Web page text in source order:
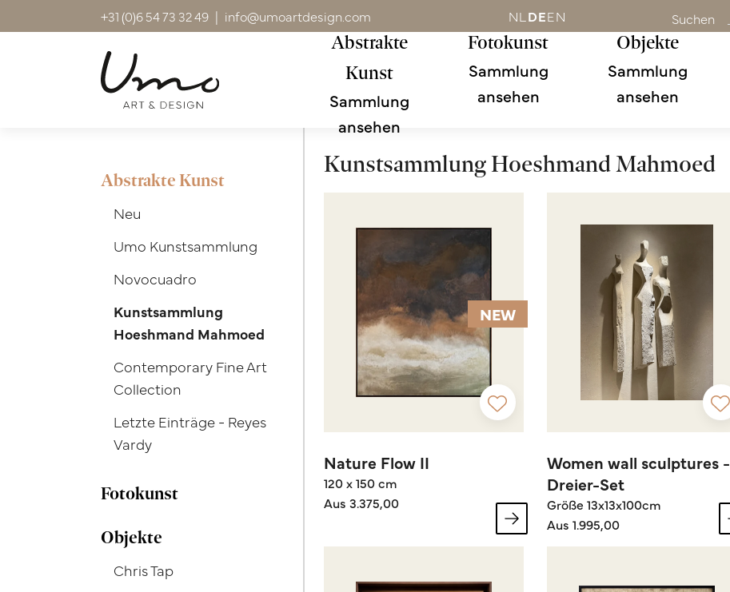
+31 (0)6 54 73 32 49 | info@umoartdesign.com NL DEEN Suchen
Abstrakte
Kunst
Sammlung
ansehen
Fotokunst
Sammlung
ansehen
Objekte
Sammlung
ansehen
Abstrakte Kunst
Neu
Umo Kunstsammlung
Novocuadro
Kunstsammlung
Hoeshmand Mahmoed
Contemporary Fine Art
Collection
Letzte Einträge - Reyes
Vardy
Fotokunst
Objekte
Chris Tap
Kunstsammlung Hoeshmand Mahmoed
NEW
Nature Flow II
120 x 150 cm
Aus 3.375,00
Women wall sculptures -
Dreier-Set
Größe 13x13x100cm
Aus 1.995,00